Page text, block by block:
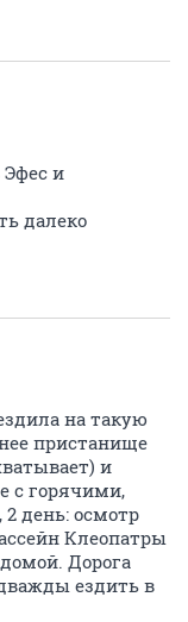
Эфес и
далеко
на такую
пристанище
и
с горячими,
день: осмотр
Клеопатры
Дорога
ездить в